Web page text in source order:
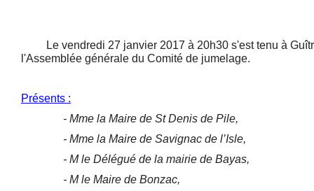
Le vendredi 27 janvier 2017 à 20h30 s'est tenu à
l'Assemblée générale du Comité de jumelage.
Présents :
- Mme la Maire de St Denis de Pile,
- Mme la Maire de Savignac de l’Isle,
- M le Délégué de la mairie de Bayas,
- M le Maire de Bonzac,